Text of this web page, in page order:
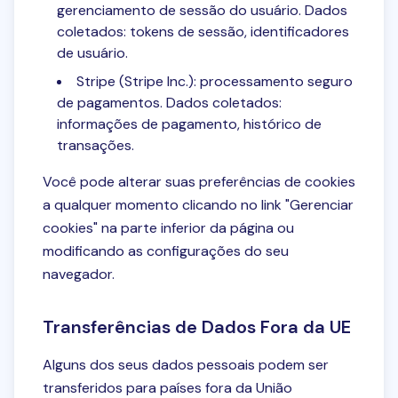
gerenciamento de sessão do usuário. Dados
coletados: tokens de sessão, identificadores
de usuário.
Stripe (Stripe Inc.): processamento seguro
de pagamentos. Dados coletados:
informações de pagamento, histórico de
transações.
Você pode alterar suas preferências de cookies
a qualquer momento clicando no link "Gerenciar
cookies" na parte inferior da página ou
modificando as configurações do seu
navegador.
Transferências de Dados Fora da UE
Alguns dos seus dados pessoais podem ser
transferidos para países fora da União